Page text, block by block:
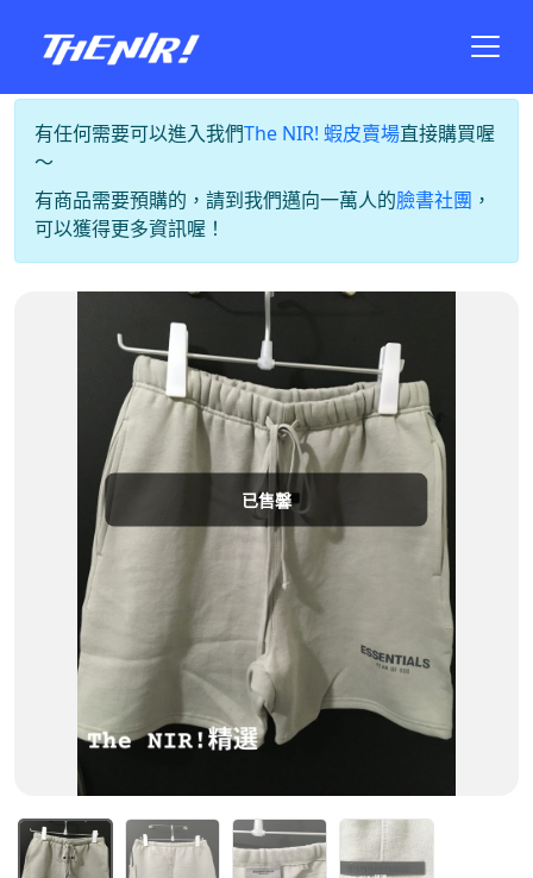
有任何需要可以進入我們The NIR! 蝦皮賣場直接購買喔
～
有商品需要預購的，請到我們邁向一萬人的臉書社團 ，
可以獲得更多資訊喔！
已售馨